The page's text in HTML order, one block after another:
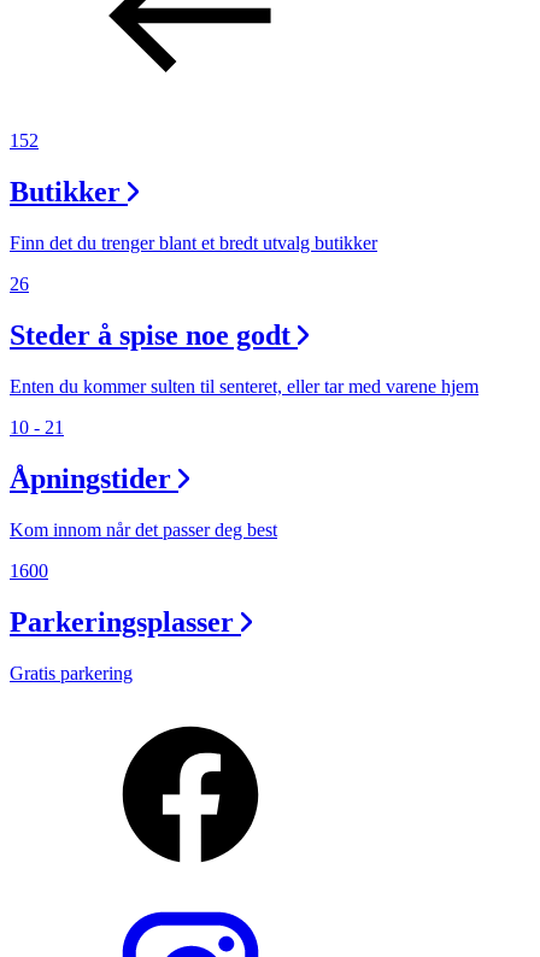
152
Butikker
Finn det du trenger blant et bredt utvalg butikker
26
Steder å spise noe godt
Enten du kommer sulten til senteret, eller tar med varene hjem
10 - 21
Åpningstider
Kom innom når det passer deg best
1600
Parkeringsplasser
Gratis parkering